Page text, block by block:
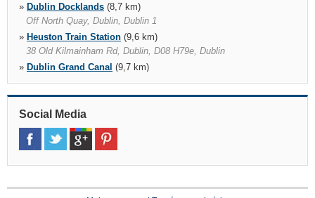
» Dublin Docklands (8,7 km)
Off North Quay, Dublin, Dublin 1
» Heuston Train Station (9,6 km)
38 Old Kilmainham Rd, Dublin, D08 H79e, Dublin
» Dublin Grand Canal (9,7 km)
South Lotts Road, Dublin 4
»Dublin Kilmainham(10,7 km)
39 Old Kilmainham Rd, Dublin, D08 H79e, Dublin
»Dublin South(10,7 km)
151 157 South Circular Rd, Dublin 8, Dublin, 000000000
Social Media